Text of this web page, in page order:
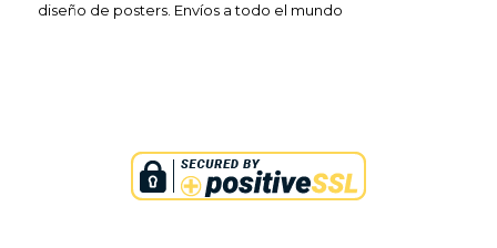
diseño de posters. Envíos a todo el mundo